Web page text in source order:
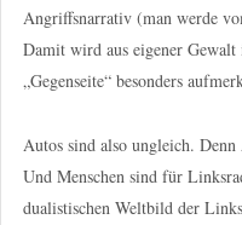
Angriffsnarrativ (man werde
Damit wird aus eigener
„Gegenseite“ besonders
Autos sind also ungleich.
Und Menschen sind für
dualistischen Weltbild der